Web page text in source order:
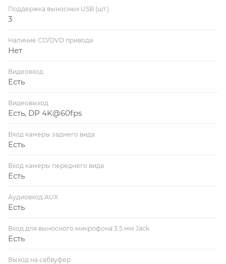
Поддержка выносных USB (шт.)
3
Наличие CD/DVD привода
Нет
Видеовход
Есть
Видеовыход
Есть, DP 4K@60fps
Вход камеры заднего вида
Есть
Вход камеры переднего вида
Есть
Аудиовход AUX
Есть
Вход для выносного микрофона 3.5 мм Jack
Есть
Выход на сабвуфер